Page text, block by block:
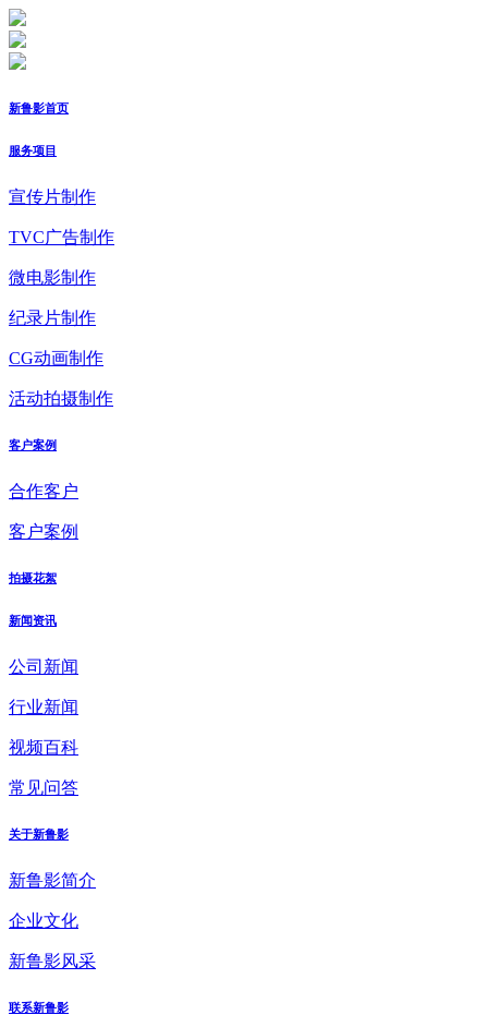
新鲁影首页
服务项目
宣传片制作
TVC广告制作
微电影制作
纪录片制作
CG动画制作
活动拍摄制作
客户案例
合作客户
客户案例
拍摄花絮
新闻资讯
公司新闻
行业新闻
视频百科
常见问答
关于新鲁影
新鲁影简介
企业文化
新鲁影风采
联系新鲁影